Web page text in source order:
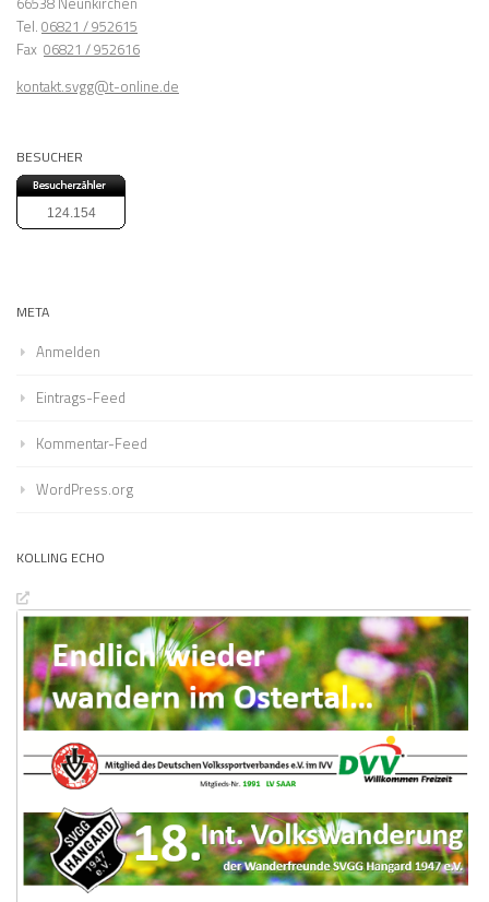
Tel. 06821 / 952615
Fax 06821 / 952616
kontakt.svgg@t-online.de
BESUCHER
124.154
META
Anmelden
Eintrags-Feed
Kommentar-Feed
WordPress.org
KOLLING ECHO